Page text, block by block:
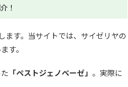
！
ます。当サイトでは、サイゼリヤの
す。
「ペストジェノベーゼ」 。実際に